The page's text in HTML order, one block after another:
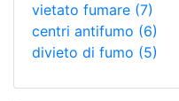
vietato fumare (7)
centri antifumo (6)
divieto di fumo (5)